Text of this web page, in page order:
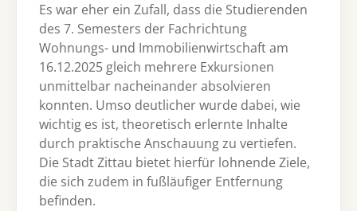
Es war eher ein Zufall, dass die Studierenden
des 7. Semesters der Fachrichtung
Wohnungs- und Immobilienwirtschaft am
16.12.2025 gleich mehrere Exkursionen
unmittelbar nacheinander absolvieren
konnten. Umso deutlicher wurde dabei, wie
wichtig es ist, theoretisch erlernte Inhalte
durch praktische Anschauung zu vertiefen.
Die Stadt Zittau bietet hierfür lohnende Ziele,
die sich zudem in fußläufiger Entfernung
befinden.